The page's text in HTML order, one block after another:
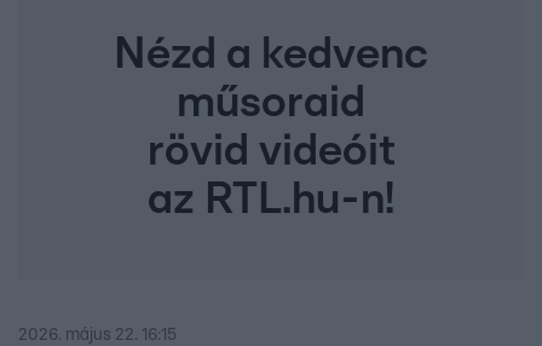
Nézd a kedvenc
műsoraid
rövid videóit
az RTL.hu-n!
2026. május 22. 16:15